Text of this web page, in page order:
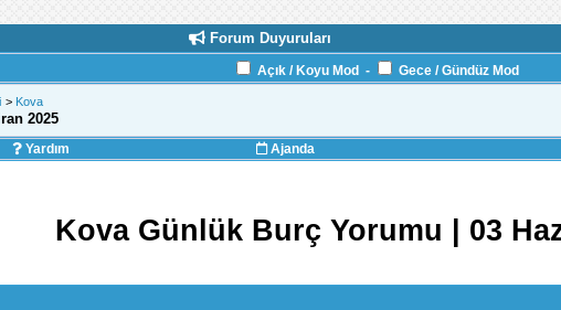
Forum Duyuruları
Açık / Koyu Mod - Gece / Gündüz Mod
> Kova
2025
Yardım Ajanda
Kova Günlük Burç Yorumu | 03